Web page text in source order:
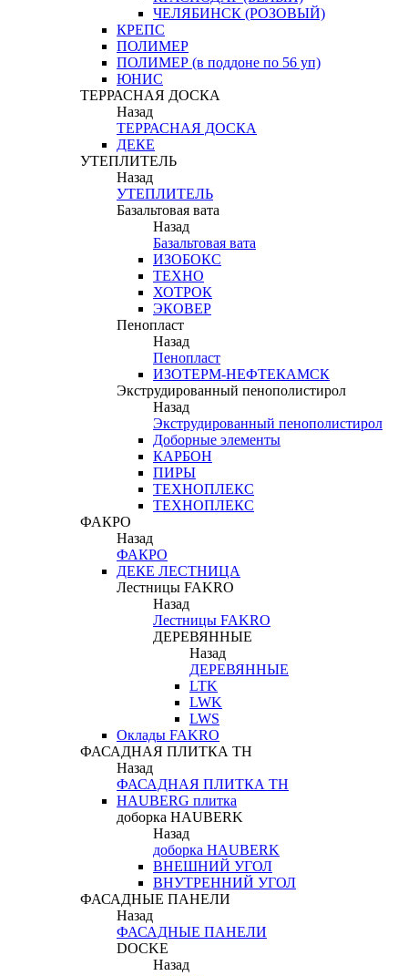
ЧЕЛЯБИНСК (РОЗОВЫЙ)
КРЕПС
ПОЛИМЕР
ПОЛИМЕР (в поддоне по 56 уп)
ЮНИС
ТЕРРАСНАЯ ДОСКА
Назад
ТЕРРАСНАЯ ДОСКА
ДЕКЕ
УТЕПЛИТЕЛЬ
Назад
УТЕПЛИТЕЛЬ
Базальтовая вата
Назад
Базальтовая вата
ИЗОБОКС
ТЕХНО
ХОТРОК
ЭКОВЕР
Пенопласт
Назад
Пенопласт
ИЗОТЕРМ-НЕФТЕКАМСК
Экструдированный пенополистирол
Назад
Экструдированный пенополистирол
Доборные элементы
КАРБОН
ПИРЫ
ТЕХНОПЛЕКС
ТЕХНОПЛЕКС
ФАКРО
Назад
ФАКРО
ДЕКЕ ЛЕСТНИЦА
Лестницы FAKRO
Назад
Лестницы FAKRO
ДЕРЕВЯННЫЕ
Назад
ДЕРЕВЯННЫЕ
LTK
LWK
LWS
Оклады FAKRO
ФАСАДНАЯ ПЛИТКА ТН
Назад
ФАСАДНАЯ ПЛИТКА ТН
HAUBERG плитка
доборка HAUBERK
Назад
доборка HAUBERK
ВНЕШНИЙ УГОЛ
ВНУТРЕННИЙ УГОЛ
ФАСАДНЫЕ ПАНЕЛИ
Назад
ФАСАДНЫЕ ПАНЕЛИ
DOCKE
Назад